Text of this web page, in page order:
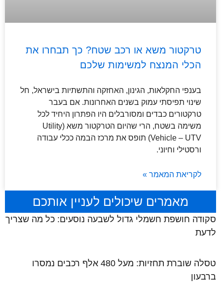
טרקטור משא או רכב שטח? כך תבחרו את
הכלי המנצח למשימות שלכם
בענפי החקלאות, הגינון, האחזקה והתשתיות בישראל, חל
שינוי תפיסתי עמוק בשנים האחרונות. אם בעבר
טרקטורים כבדים ומסורבלים היו הפתרון היחיד לכל
משימה בשטח, הרי שהיום הטרקטור משא (Utility
Vehicle – UTV) תופס את מרכז הבמה ככלי עבודה
ורסטילי וחיוני.
לקריאת המאמר »
מאמרים שיכולים לעניין אותכם
סקודה חושפת חשמלי גדול לשבעה נוסעים: כל מה שצריך
לדעת
טסלה שוברת תחזיות: מעל 480 אלף רכבים נמסרו
ברבעון